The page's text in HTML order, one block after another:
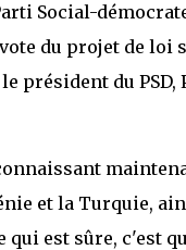
Social-
du projet de
président du
et la Turquie,
qui est sûre, c'est